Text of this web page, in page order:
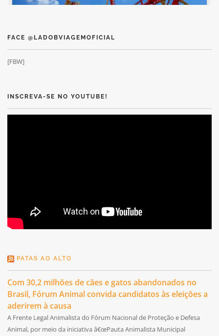
FACE @LADOBVIAGEMOFICIAL
[FBW]
INSCREVA-SE NO YOUTUBE!
PATAS AO ALTO
Com 30,2 milhões de cães e gatos abandonados no
Brasil, Fórum Animal convida candidatos às eleições a
aderirem à causa
A Frente Legal Animalista do Fórum Nacional de Proteção e Defesa
Animal, por meio da iniciativa â€œPauta Animalista Municipal